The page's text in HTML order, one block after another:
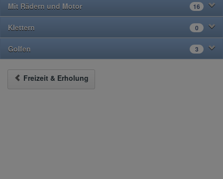
Mit Rädern und Motor 16
Klettern 0
Golfen 3
Freizeit & Erholung